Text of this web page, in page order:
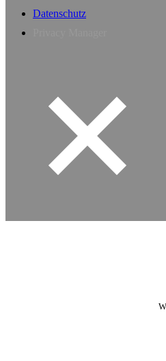
Datenschutz